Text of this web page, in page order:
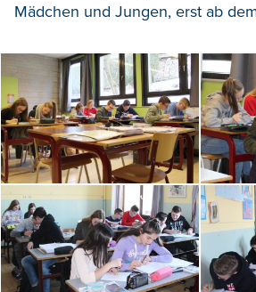
Mädchen und Jungen, erst ab